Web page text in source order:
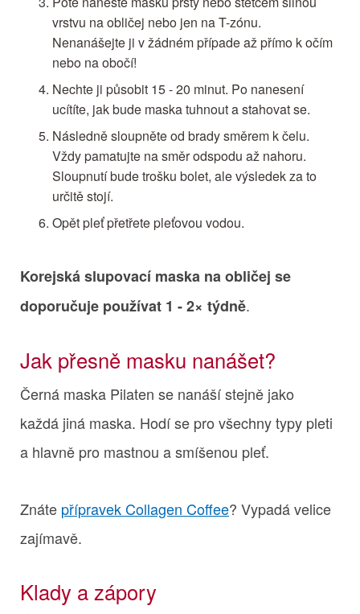
vrstvu na obličej nebo jen na T-zónu.
Nenanášejte ji v žádném případe až přímo k očím
nebo na obočí!
Nechte ji působit 15 - 20 minut. Po nanesení
ucítíte, jak bude maska tuhnout a stahovat se.
Následně sloupněte od brady směrem k čelu.
Vždy pamatujte na směr odspodu až nahoru.
Sloupnutí bude trošku bolet, ale výsledek za to
určitě stojí.
Opět pleť přetřete pleťovou vodou.
Korejská slupovací maska na obličej se
doporučuje používat 1 - 2× týdně.
Jak přesně masku nanášet?
Černá maska Pilaten se nanáší stejně jako
každá jiná maska. Hodí se pro všechny typy pleti
a hlavně pro mastnou a smíšenou pleť.
Znáte přípravek Collagen Coffee? Vypadá velice
zajímavě.
Klady a zápory